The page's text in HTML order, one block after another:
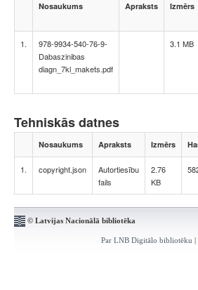
Nosaukums Apraksts Izmērs
1.
978-9934-540-76-9-
Dabaszinibas
diagn_7kl_makets.pdf
3.1 MB
Tehniskās datnes
Nosaukums Apraksts Izmērs
1. copyright.json
Autortiesību
fails
2.76
KB
© Latvijas Nacionālā bibliotēka
Par LNB Digitālo bibliotēku |